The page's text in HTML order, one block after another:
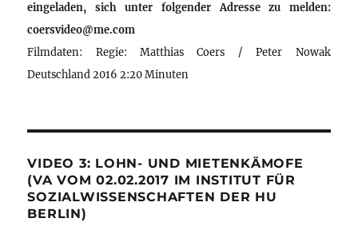
eingeladen, sich unter folgender Adresse zu melden:
coersvideo@me.com
Filmdaten: Regie: Matthias Coers / Peter Nowak
Deutschland 2016 2:20 Minuten
VIDEO 3: LOHN- UND MIETENKÄMOFE
(VA VOM 02.02.2017 IM INSTITUT FÜR
SOZIALWISSENSCHAFTEN DER HU
BERLIN)